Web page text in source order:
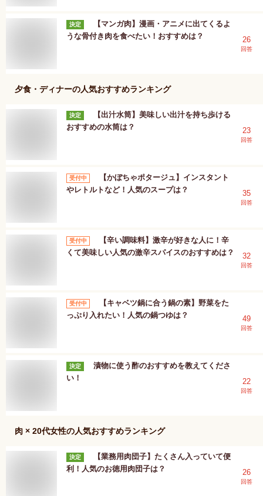
決定
【マンガ肉】漫画・アニメに出てくるよ
うな骨付き肉を食べたい！おすすめは？
26
回答
夕食・ディナーの人気おすすめランキング
決定
【出汁水筒】美味しい出汁を持ち歩ける
おすすめの水筒は？
23
回答
受付中
【かぼちゃポタージュ】インスタント
やレトルトなど！人気のスープは？
35
回答
受付中
【辛い調味料】激辛が好きな人に！辛
くて美味しい人気の激辛スパイスのおすすめは？
32
回答
受付中
【キャベツ鍋に合う鍋の素】野菜をた
っぷり入れたい！人気の鍋つゆは？
49
回答
決定
漬物に使う酢のおすすめを教えてくださ
い！
22
回答
肉 × 20代女性の人気おすすめランキング
決定
【業務用肉団子】たくさん入っていて便
利！人気のお徳用肉団子は？
26
回答